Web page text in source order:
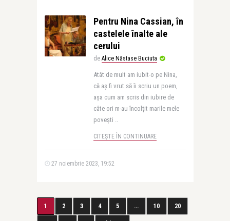
Pentru Nina Cassian, în
castelele înalte ale
cerului
de Alice Năstase Buciuta
Atât de mult am iubit-o pe Nina,
că aș fi vrut să îi scriu un poem,
așa cum am scris din iubire de
câte ori m-au încolțit marile mele
povești ..
CITEȘTE ÎN CONTINUARE
27 noiembrie 2023, 19:52
1 2 3 4 5 ... 10 20